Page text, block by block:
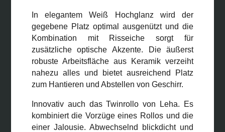
In elegantem Weiß Hochglanz wird der
gegebene Platz optimal ausgenützt und die
Kombination mit Risseiche sorgt für
zusätzliche optische Akzente. Die äußerst
robuste Arbeitsfläche aus Keramik verzeiht
nahezu alles und bietet ausreichend Platz
zum Hantieren und Abstellen von Geschirr.
Innovativ auch das Twinrollo von Leha. Es
kombiniert die Vorzüge eines Rollos und die
einer Jalousie. Abwechselnd blickdicht und